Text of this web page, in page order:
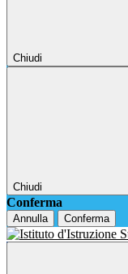
Chiudi
Chiudi
Conferma
Annulla Conferma